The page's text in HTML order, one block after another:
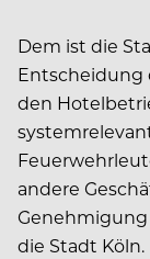
Dem ist die
Entscheidung
den
andere
die Stadt Köln.